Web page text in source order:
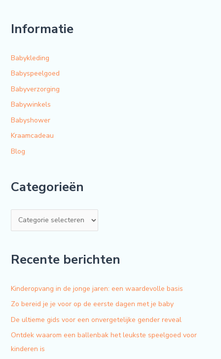
a
:
Informatie
Babykleding
Babyspeelgoed
Babyverzorging
Babywinkels
Babyshower
Kraamcadeau
Blog
Categorieën
Recente berichten
Kinderopvang in de jonge jaren: een waardevolle basis
Zo bereid je je voor op de eerste dagen met je baby
De ultieme gids voor een onvergetelijke gender reveal
Ontdek waarom een ballenbak het leukste speelgoed voor
kinderen is